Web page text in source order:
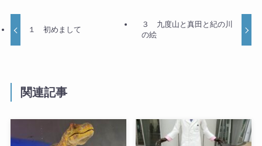
１ 初めまして
３ 九度山と真田と紀の川
の絵
関連記事